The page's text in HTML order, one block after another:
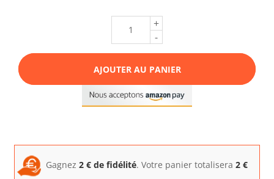
+
-
AJOUTER AU PANIER
Gagnez 2 € de fidélité. Votre panier totalisera 2 €